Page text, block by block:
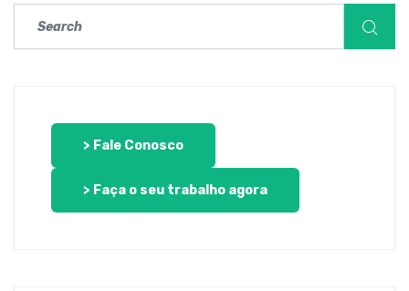
> Fale Conosco
> Faça o seu trabalho agora